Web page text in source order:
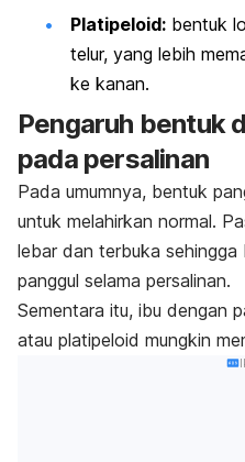
Platipeloid: bentuk
telur, yang lebih
ke kanan.
Pengaruh bentuk
pada persalinan
Pada umumnya, bentuk
untuk melahirkan normal.
lebar dan terbuka
panggul selama persalinan.
Sementara itu, ibu dengan
atau platipeloid mungkin